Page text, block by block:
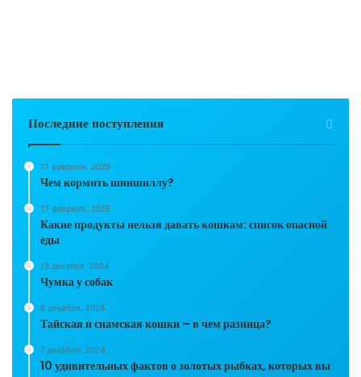
Последние поступления
17 февраля, 2025
Чем кормить шиншиллу?
17 февраля, 2025
Какие продукты нельзя давать кошкам: список опасной
еды
13 декабря, 2024
Чумка у собак
8 декабря, 2024
Тайская и сиамская кошки – в чем разница?
7 декабря, 2024
10 удивительных фактов о золотых рыбках, которых вы